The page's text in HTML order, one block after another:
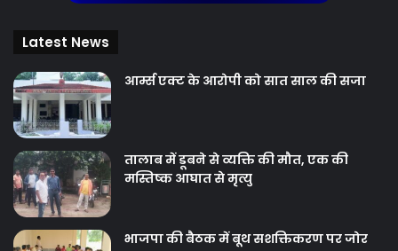
Latest News
आर्म्स एक्ट के आरोपी को सात साल की सजा
तालाब में डूबने से व्यक्ति की मौत, एक की
मस्तिष्क आघात से मृत्यु
भाजपा की बैठक में बूथ सशक्तिकरण पर जोर